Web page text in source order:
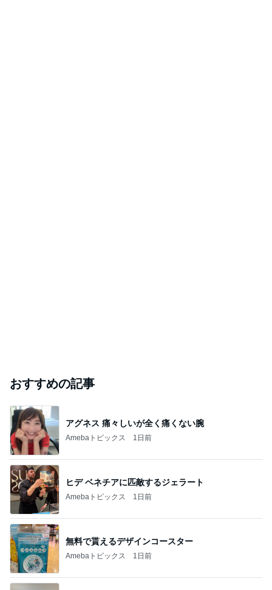
おすすめの記事
アグネス 痛々しいが全く痛くない腕
Amebaトピックス 1日前
ヒデ ベネチアに匹敵するジェラート
Amebaトピックス 1日前
無料で貰えるデザインコースター
Amebaトピックス 1日前